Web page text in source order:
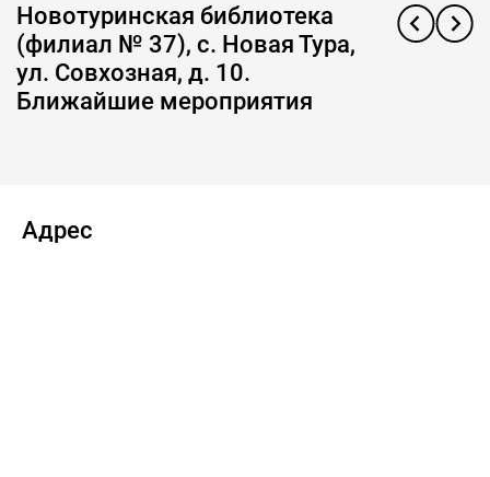
Новотуринская библиотека
(филиал № 37), с. Новая Тура,
ул. Совхозная, д. 10.
Ближайшие мероприятия
Адрес